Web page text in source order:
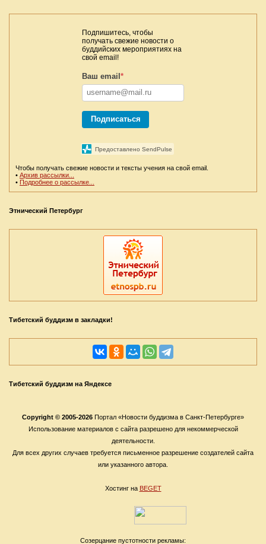
Подпишитесь, чтобы
получать свежие новости о
буддийских мероприятиях на
свой email!
Ваш email *
Подписаться
Предоставлено SendPulse
Чтобы получать свежие новости и тексты учения на свой email.
• Архив рассылки...
• Подробнее о рассылке...
Этнический Петербург
Тибетский буддизм в закладки!
Тибетский буддизм на Яндексе
Copyright © 2005-2026 Портал «Новости буддизма в Санкт-Петербурге»
Использование материалов с сайта разрешено для некоммерческой
деятельности.
Для всех других случаев требуется письменное разрешение создателей сайта
или указанного автора.
Хостинг на BEGET
Созерцание пустотности рекламы: